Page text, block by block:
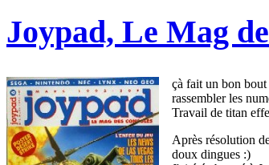
Joypad, Le Mag
çà fait un bon
rassembler les
Travail de titan
Après résolution
doux dingues :)